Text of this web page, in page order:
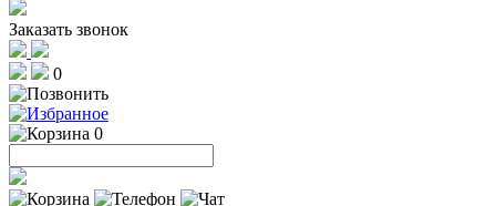
Заказать звонок
0
0